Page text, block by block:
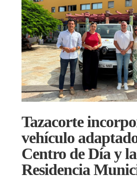
Tazacorte
vehículo
Centro de Día y la
Residencia